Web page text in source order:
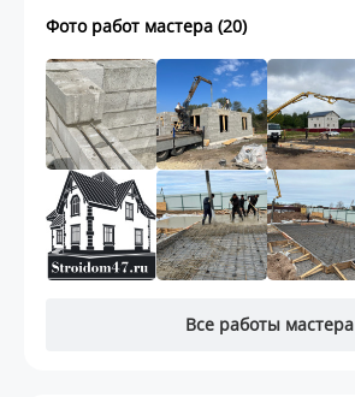
Фото работ мастера (20)
Все работы мастера